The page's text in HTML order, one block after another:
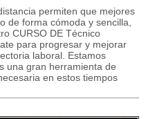
permiten que mejores
de forma cómoda y sencilla,
CURSO DE Técnico
para progresar y mejorar
laboral. Estamos
una gran herramienta de
en estos tiempos